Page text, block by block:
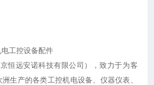
工控设备配件
恒远安诺科技有限公司），致力于为客
生产的各类工控机电设备、仪器仪表、